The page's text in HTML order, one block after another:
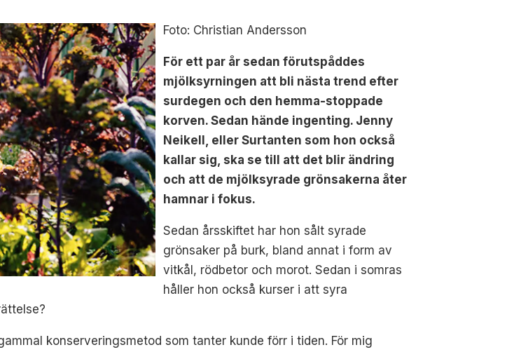
Foto: Christian Andersson
För ett par år sedan förutspåddes
mjölksyrningen att bli nästa trend efter
surdegen och den hemma-stoppade
korven. Sedan hände ingenting. Jenny
Neikell, eller Surtanten som hon också
kallar sig, ska se till att det blir ändring
och att de mjölksyrade grönsakerna åter
hamnar i fokus.
Sedan årsskiftet har hon sålt syrade
grönsaker på burk, bland annat i form av
vitkål, rödbetor och morot. Sedan i somras
håller hon också kurser i att syra
konserveringsmetod som tanter kunde förr i tiden. För mig